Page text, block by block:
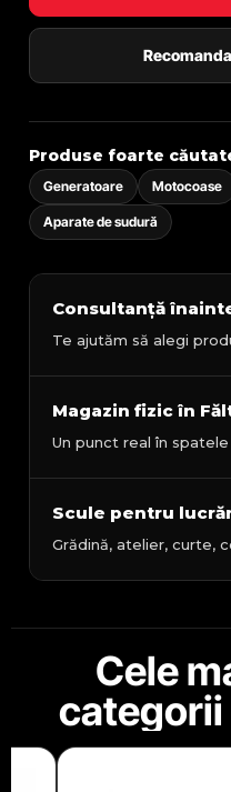
Produse foarte
Generatoare Motocoase
Aparate de sudură
Consultanță
Te ajutăm să alegi
Magazin fizic în
Un punct real în
Scule pentru
Grădină, atelier, curte,
Cele
categorii